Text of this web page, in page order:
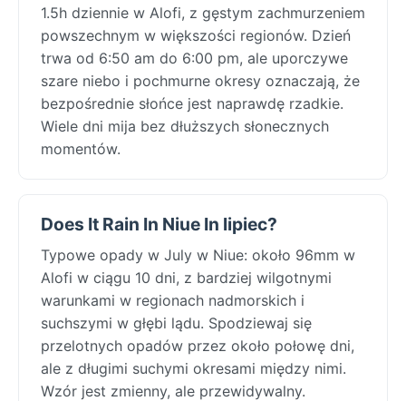
1.5h dziennie w Alofi, z gęstym zachmurzeniem
powszechnym w większości regionów. Dzień
trwa od 6:50 am do 6:00 pm, ale uporczywe
szare niebo i pochmurne okresy oznaczają, że
bezpośrednie słońce jest naprawdę rzadkie.
Wiele dni mija bez dłuższych słonecznych
momentów.
Does It Rain In Niue In lipiec?
Typowe opady w July w Niue: około 96mm w
Alofi w ciągu 10 dni, z bardziej wilgotnymi
warunkami w regionach nadmorskich i
suchszymi w głębi lądu. Spodziewaj się
przelotnych opadów przez około połowę dni,
ale z długimi suchymi okresami między nimi.
Wzór jest zmienny, ale przewidywalny.